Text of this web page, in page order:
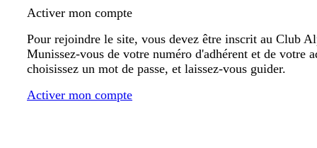
Activer mon compte
Pour rejoindre le site, vous devez être inscrit au Club
Munissez-vous de votre numéro d'adhérent et de votre
choisissez un mot de passe, et laissez-vous guider.
Activer mon compte